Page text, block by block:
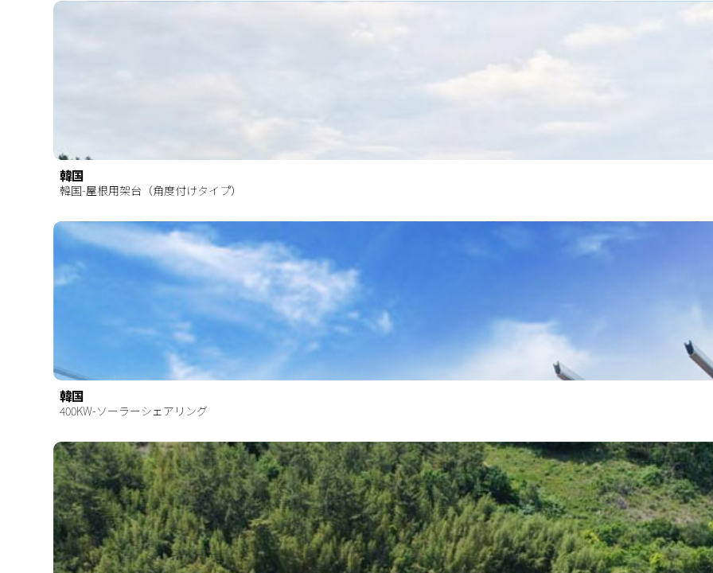
韓国
韓国-屋根用架台（角度付けタイプ）
韓国
400KW-ソーラーシェアリング